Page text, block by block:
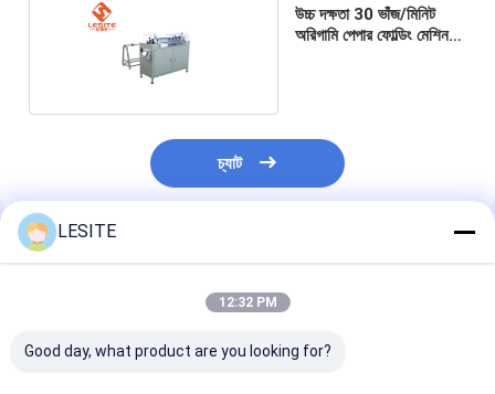
গুণমান নিয়ন্ত্রণ
আমাদের সাথে যোগাযোগ
খবর
এয়ার ফিল্টার তৈরির মেশিন
পকেট ফিল্টার তৈরির মেশিন
উচ্চ দক্ষতা 30 ভাঁজ/মিনিট
অরিগামি পেপার ফোল্ডিং মেশিন
চ্যাট
প্রস্তাবিত পণ্য
LESITE
12:32 PM
Good day, what product are you looking for?